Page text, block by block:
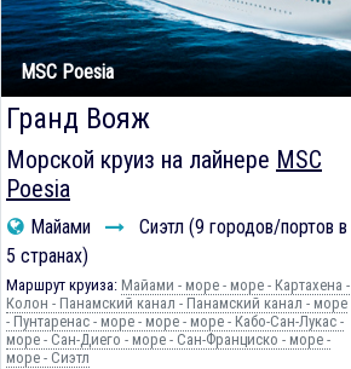
MSC Poesia
Гранд Вояж
Морской круиз на лайнере MSC
Poesia
Майами
Сиэтл (9 городов/портов в
5 странах)
Маршрут круиза: Майами - море - море - Картахена -
Колон - Панамский канал - Панамский канал - море
- Пунтаренас - море - море - море - Кабо-Сан-Лукас -
море - Сан-Диего - море - Сан-Франциско - море -
море - Сиэтл